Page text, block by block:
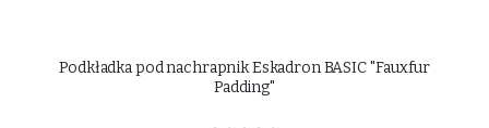
Neoprenowa podkładka pod nachrapnik Kavalkade